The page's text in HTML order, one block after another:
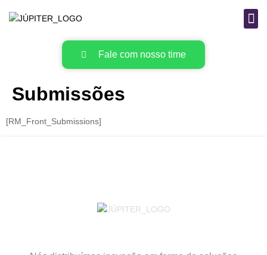
Fale com nosso time
Submissões
[RM_Front_Submissions]